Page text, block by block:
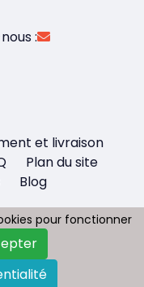
:
et livraison
Plan du site
Blog
réservés
pour fonctionner
pour fonctionner